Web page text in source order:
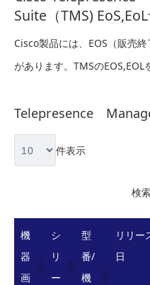
Suite（TMS)
Cisco製品には、EOS（販売
があります。TMSのEOS,EOL
Telepresence
件表示
検
機
器
画
シ
リ
ー
型
番/
機
リリー
日